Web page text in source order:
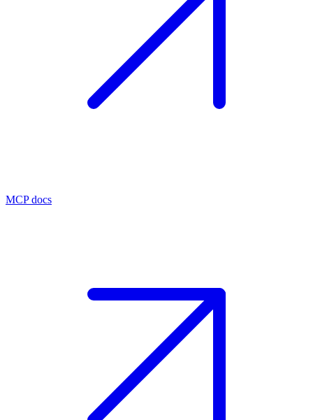
MCP docs